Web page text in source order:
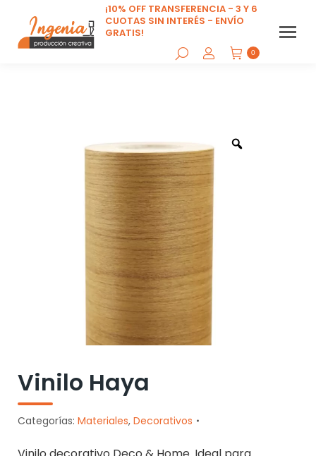
¡10% OFF TRANSFERENCIA - 3 Y 6
CUOTAS SIN INTERÉS - ENVÍO
GRATIS!
0
Vinilo Haya
Categorías: Materiales, Decorativos